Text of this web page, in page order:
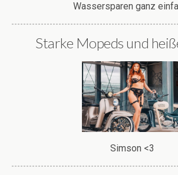
Wassersparen ganz
Starke Mopeds und
Simson <3